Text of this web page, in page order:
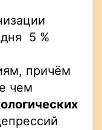
5 %
причём
чем